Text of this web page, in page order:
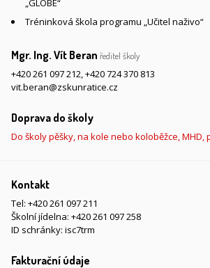
„GLOBE“
Tréninková škola programu „Učitel naživo“
Mgr. Ing. Vít Beran ředitel školy
+420 261 097 212,+420 724 370 813
vit.beran@zskunratice.cz
Doprava do školy
Do školy pěšky, na kole nebo koloběžce, MHD,
Kontakt
Tel: +420 261 097 211
Školní jídelna: +420 261 097 258
ID schránky: isc7trm
Fakturační údaje